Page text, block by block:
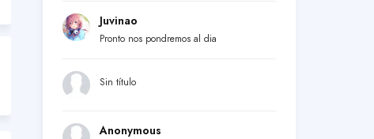
Juvinao
Pronto nos pondremos al dia
Sin título
Anonymous